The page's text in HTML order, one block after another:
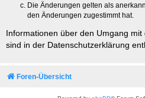
Die Änderungen gelten als
den Änderungen zugestimmt hat.
Informationen über den Umgang
sind in der Datenschutzerklärung
Foren-Übersicht